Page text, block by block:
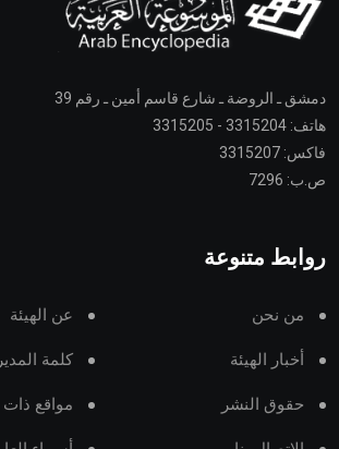
دمشق ـ الروضة ـ شارع قاسم أمين ـ رقم 39
هاتف: 3315204 - 3315205
فاكس: 3315207
ص.ب: 7296
روابط متنوعة
من نحن عن الهيئة
أخبار الهيئة كلمة
حقوق النشر مواقع